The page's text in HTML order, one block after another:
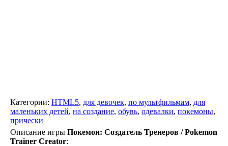
Категории: HTML5, для девочек, по мультфильмам, для
маленьких детей, на создание, обувь, одевалки, покемоны,
прически
Описание игры Покемон: Создатель Тренеров / Pokemon
Trainer Creator: